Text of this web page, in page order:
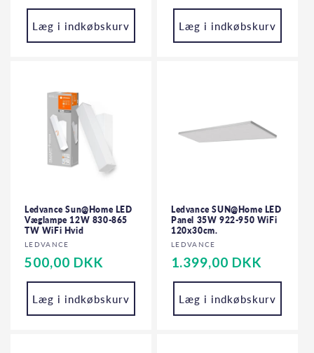
Læg i indkøbskurv Læg i indkøbskurv
Ledvance Sun@Home LED
Væglampe 12W 830-865
TW WiFi Hvid
Forhandler:
LEDVANCE
Normalpris
500,00 DKK
Læg i indkøbskurv
Ledvance SUN@Home LED
Panel 35W 922-950 WiFi
120x30cm.
Forhandler:
LEDVANCE
Normalpris
1.399,00 DKK
Læg i indkøbskurv